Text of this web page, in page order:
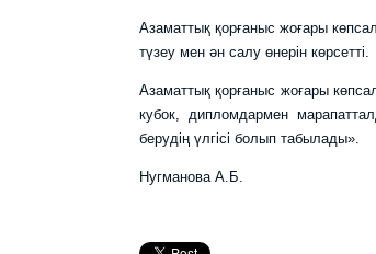
Азаматтық қорғаныс жоғары
түзеу мен ән салу өнерін көрсетті.
Азаматтық қорғаныс жоғары
кубок, дипломдармен
берудің үлгісі болып табылады».
Нугманова А.Б.